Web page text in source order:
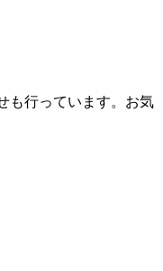
も行っています。お気